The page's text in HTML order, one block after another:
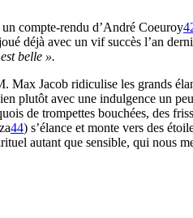
compte-rendu d’André Coeuroy
déjà avec un vif succès l’an
belle ».
Jacob ridiculise les grands
plutôt avec une indulgence un
de trompettes bouchées, des
44) s’élance et monte vers des
autant que sensible, qui nous